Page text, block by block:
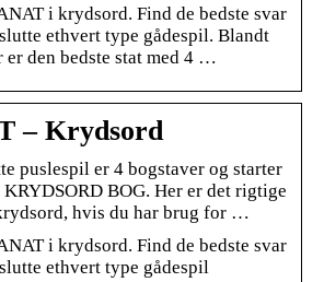
i krydsord. Find de bedste svar
ethvert type gådespil. Blandt
er den bedste stat med 4 …
– Krydsord
puslespil er 4 bogstaver og starter
BOG. Her er det rigtige
hvis du har brug for …
i krydsord. Find de bedste svar
ethvert type gådespil